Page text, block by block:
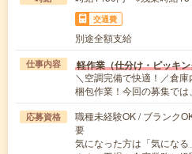
交通費
別途全額支給
仕事内容 軽作業（仕分け・ピッキ
＼空調完備で快適！／倉
梱包作業！今回の募集で
応募資格
職種未経験OK / ブランク
要
気になった方は「気にな